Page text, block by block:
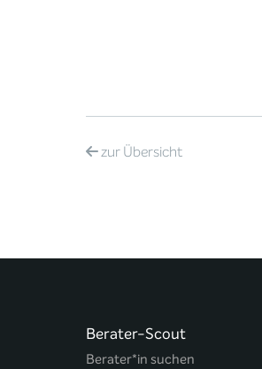
zurÜbersicht
Berater-Scout
Berater*in suchen